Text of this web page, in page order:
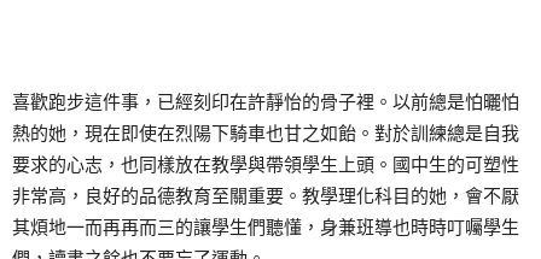
喜歡跑步這件事，已經刻印在許靜怡的骨子裡。以前總是怕曬怕
熱的她，現在即使在烈陽下騎車也甘之如飴。對於訓練總是自我
要求的心志，也同樣放在教學與帶領學生上頭。國中生的可塑性
非常高，良好的品德教育至關重要。教學理化科目的她，會不厭
其煩地一而再再而三的讓學生們聽懂，身兼班導也時時叮囑學生